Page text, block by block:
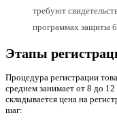
требуют
программах защиты
Этапы
Процедура регистрации
среднем занимает от 8 до
складывается цена на
шаг: